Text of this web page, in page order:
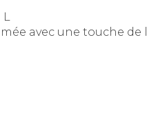
avec une touche de